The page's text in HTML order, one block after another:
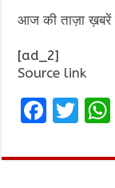
आज की ताज़ा ख़बरें
[ad_2]
Source link
F
ce
T
it